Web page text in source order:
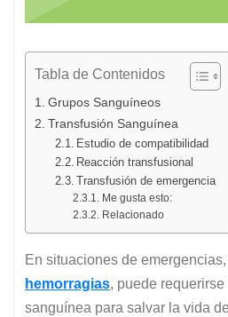
Tabla de Contenidos
Grupos Sanguíneos
Transfusión Sanguínea
Estudio de compatibilidad
Reacción transfusional
Transfusión de emergencia
Me gusta esto:
Relacionado
En situaciones de
hemorragias, puede
sanguínea para salvar la vida